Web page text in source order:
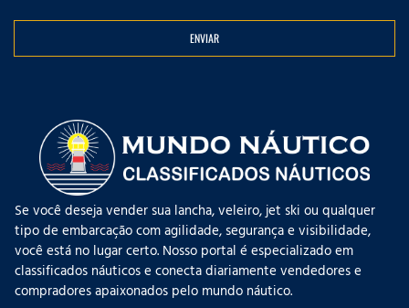
ENVIAR
Se você deseja vender sua lancha, veleiro, jet ski ou qualquer
tipo de embarcação com agilidade, segurança e visibilidade,
você está no lugar certo. Nosso portal é especializado em
classificados náuticos e conecta diariamente vendedores e
compradores apaixonados pelo mundo náutico.